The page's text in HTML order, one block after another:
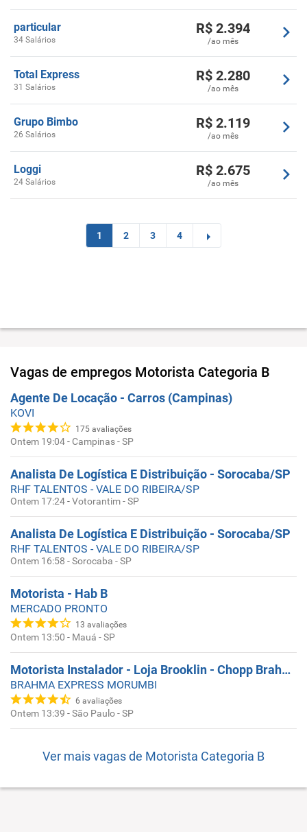
particular
34 Salários
R$ 2.394
/ao mês
Total Express
31 Salários
R$ 2.280
/ao mês
Grupo Bimbo
26 Salários
R$ 2.119
/ao mês
Loggi
24 Salários
R$ 2.675
/ao mês
1 2 3 4
Vagas de empregos Motorista Categoria B
Agente De Locação - Carros (Campinas)
KOVI
175 avaliações
Ontem 19:04- Campinas - SP
Analista De Logística E Distribuição - Sorocaba/SP
RHF TALENTOS - VALE DO RIBEIRA/SP
Ontem 17:24-Votorantim - SP
Analista De Logística E Distribuição - Sorocaba/SP
RHF TALENTOS - VALE DO RIBEIRA/SP
Ontem 16:58 -Sorocaba - SP
Motorista - Hab B
MERCADO PRONTO
13 avaliações
Ontem 13:50 - Mauá - SP
Motorista Instalador - Loja Brooklin - Chopp Brahma Express
BRAHMA EXPRESS MORUMBI
6 avaliações
Ontem 13:39 -São Paulo - SP
Ver mais vagas de Motorista Categoria B